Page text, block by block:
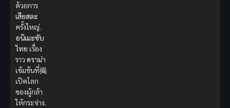
ด้วยการ
เสียสละ
ครั้งใหญ่.
อนิเมะซับ
ไทย เรื่อง
ราว ดราม่า
เข้มข้นที่揭
เปิดโลก
ของผู้กล้า
ให้กระจ่าง.